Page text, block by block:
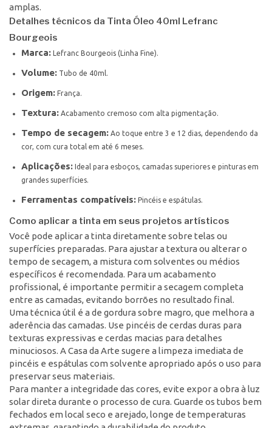
amplas.
Detalhes técnicos da Tinta Óleo 40ml Lefranc
Bourgeois
Marca: Lefranc Bourgeois (Linha Fine).
Volume: Tubo de 40ml.
Origem: França.
Textura: Acabamento cremoso com alta pigmentação.
Tempo de secagem: Ao toque entre 3 e 12 dias, dependendo da
cor, com cura total em até 6 meses.
Aplicações: Ideal para esboços, camadas superiores e pinturas em
grandes superfícies.
Ferramentas compatíveis: Pincéis e espátulas.
Como aplicar a tinta em seus projetos artísticos
Você pode aplicar a tinta diretamente sobre telas ou
superfícies preparadas. Para ajustar a textura ou alterar o
tempo de secagem, a mistura com solventes ou médios
específicos é recomendada. Para um acabamento
profissional, é importante permitir a secagem completa
entre as camadas, evitando borrões no resultado final.
Uma técnica útil é a de gordura sobre magro, que melhora a
aderência das camadas. Use pincéis de cerdas duras para
texturas expressivas e cerdas macias para detalhes
minuciosos. A Casa da Arte sugere a limpeza imediata de
pincéis e espátulas com solvente apropriado após o uso para
preservar seus materiais.
Para manter a integridade das cores, evite expor a obra à luz
solar direta durante o processo de cura. Guarde os tubos bem
fechados em local seco e arejado, longe de temperaturas